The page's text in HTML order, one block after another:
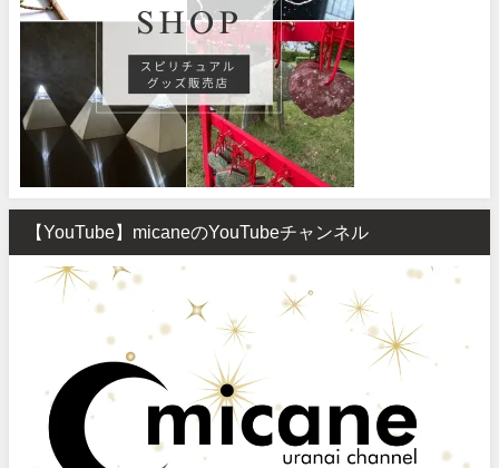
【YouTube】micaneのYouTubeチャンネル